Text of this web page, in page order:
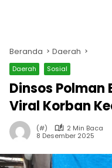
Beranda Daerah
Daerah Sosial
Dinsos
Viral Korban
(#)
2 Min Baca
8 Desember 2025